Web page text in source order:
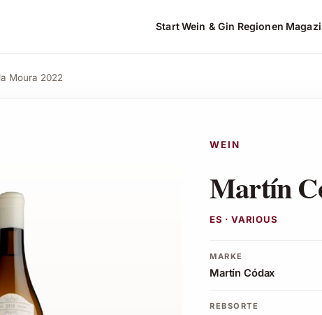
StartWein & Gin Regionen
Moura 2022
WEIN
Martín
ES · VARIOUS
MARKE
Martín Códax
REBSORTE